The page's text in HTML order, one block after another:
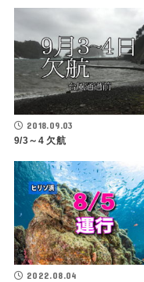
2018.09.03
9/3～4 欠航
2022.08.04